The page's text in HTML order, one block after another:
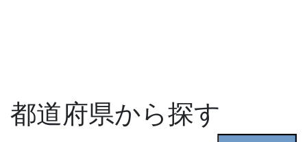
都道府県から探す